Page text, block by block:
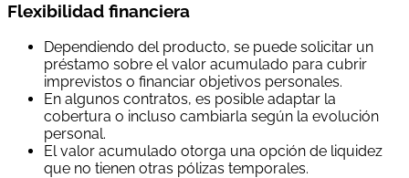
Flexibilidad financiera
Dependiendo del producto, se puede solicitar un
préstamo sobre el valor acumulado para cubrir
imprevistos o financiar objetivos personales.
En algunos contratos, es posible adaptar la
cobertura o incluso cambiarla según la evolución
personal.
El valor acumulado otorga una opción de liquidez
que no tienen otras pólizas temporales.